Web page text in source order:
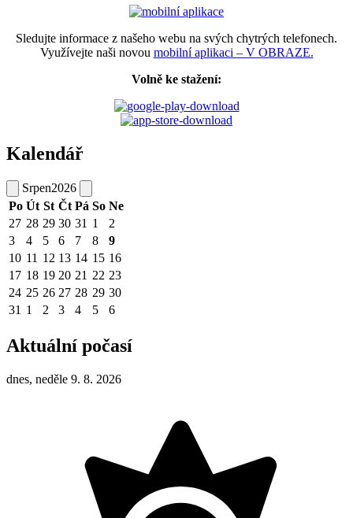
Sledujte informace z našeho webu na svých chytrých telefonech.
Využívejte naši novou mobilní aplikaci – V OBRAZE.
Volně ke stažení:
Kalendář
Srpen2026
Po Út St Čt Pá So Ne
27 28 29 30 31 1
2
3
4 5 6 7 8
9
10 11 12 13 14 15 16
17 18 19 20 21 22 23
24 25 26 27 28 29 30
31 1 2 3 4 5 6
Aktuální počasí
dnes, neděle 9. 8. 2026